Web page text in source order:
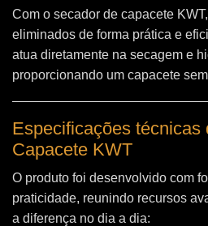
Com o secador de capacete
eliminados de forma prática e
atua diretamente na secagem e
proporcionando um capacete
Especificações técnicas
Capacete KWT
O produto foi desenvolvido com
praticidade, reunindo recursos
a diferença no dia a dia: